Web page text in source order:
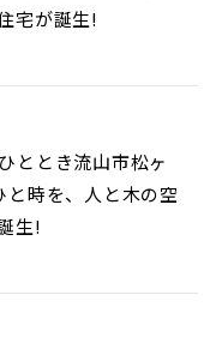
宅が誕生!
ととき流山市松ヶ
時を、人と木の空
生!